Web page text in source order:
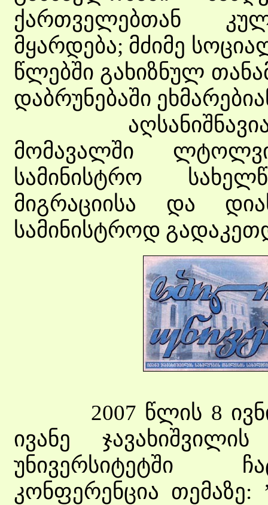
ქართველებთან
მყარდება; მძიმე
წლებში გახიზნულ
დაბრუნებაში
აღსანიშნავია
მომავალში
სამინისტრო
მიგრაციისა და
სამინისტროდ
2007 წლის 8
ივანე
უნივერსიტეტში
კონფერენცია